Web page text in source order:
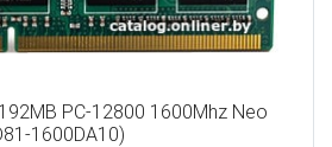
PC-12800 1600Mhz Neo
1600DA10)